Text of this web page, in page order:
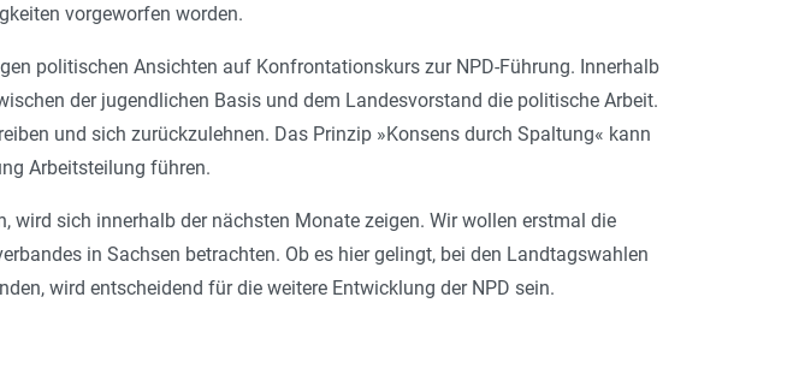
vorgeworfen worden.
politischen Ansichten auf Konfrontationskurs zur NPD-Führung. Innerhalb
der jugendlichen Basis und dem Landesvorstand die politische Arbeit.
und sich zurückzulehnen. Das Prinzip »Konsens durch Spaltung« kann
Arbeitsteilung führen.
wird sich innerhalb der nächsten Monate zeigen. Wir wollen erstmal die
in Sachsen betrachten. Ob es hier gelingt, bei den Landtagswahlen
wird entscheidend für die weitere Entwicklung der NPD sein.